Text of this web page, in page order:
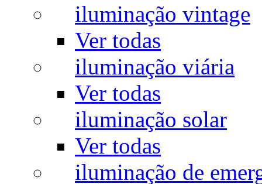
iluminação vintage
Ver todas
iluminação viária
Ver todas
iluminação solar
Ver todas
iluminação de